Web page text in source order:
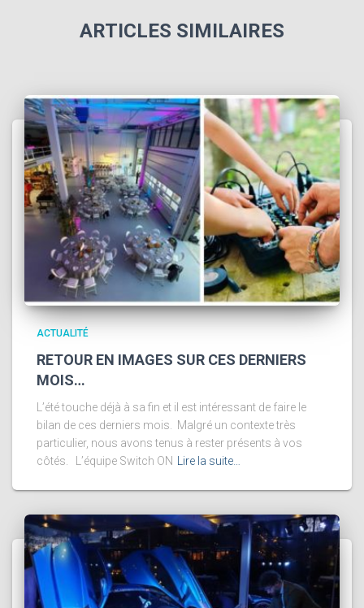
ARTICLES SIMILAIRES
ACTUALITÉ
RETOUR EN IMAGES SUR CES DERNIERS
MOIS…
L’été touche déjà à sa fin et il est intéressant de faire le
bilan de ces derniers mois. Malgré un contexte très
particulier, nous avons tenus à rester présents à vos
côtés. L’équipe Switch ON Lire la suite…